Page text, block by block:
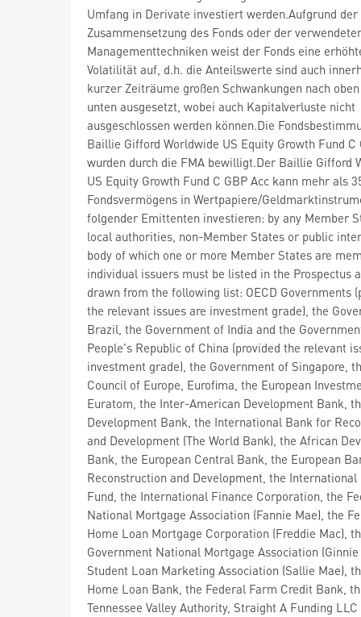
Umfang in Derivate investiert werden.Aufgrund der
Zusammensetzung des Fonds oder der
Managementtechniken weist der Fonds eine
Volatilität auf, d.h. die Anteilswerte sind auch
kurzer Zeiträume großen Schwankungen nach
unten ausgesetzt, wobei auch Kapitalverluste nicht
ausgeschlossen werden können.Die
Baillie Gifford Worldwide US Equity Growth Fund C
wurden durch die FMA bewilligt.Der Baillie Gifford
US Equity Growth Fund C GBP Acc kann mehr als
Fondsvermögens in Wertpapiere/
folgender Emittenten investieren: by any Member
local authorities, non-Member States or public
body of which one or more Member States are
individual issuers must be listed in the Prospectus
drawn from the following list: OECD Governments
the relevant issues are investment grade), the
Brazil, the Government of India and the
People's Republic of China (provided the relevant
investment grade), the Government of Singapore,
Council of Europe, Eurofima, the European
Euratom, the Inter-American Development Bank,
Development Bank, the International Bank for
and Development (The World Bank), the African
Bank, the European Central Bank, the European
Reconstruction and Development, the International
Fund, the International Finance Corporation, the
National Mortgage Association (Fannie Mae), the
Home Loan Mortgage Corporation (Freddie Mac),
Government National Mortgage Association
Student Loan Marketing Association (Sallie Mae),
Home Loan Bank, the Federal Farm Credit Bank,
Tennessee Valley Authority, Straight A Funding LLC